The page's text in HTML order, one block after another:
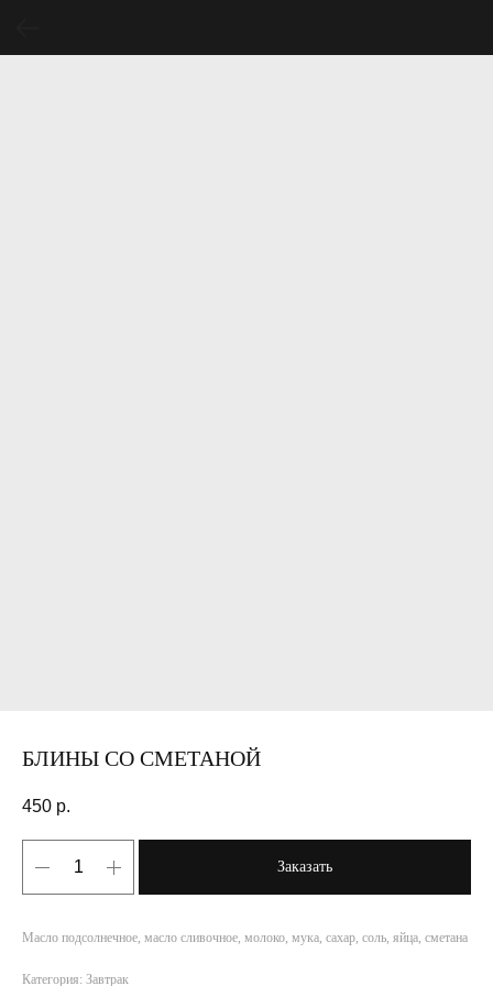
БЛИНЫ СО СМЕТАНОЙ
450 р.
Заказать
Масло подсолнечное, масло сливочное, молоко, мука, сахар, соль, яйца, сметана
Категория: Завтрак